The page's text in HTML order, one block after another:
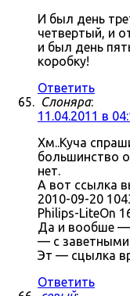
И был день
четвертый, и
и был день
коробку!
Ответить
Слоняра:
11.04.2011 в
Хм..Куча
большинство
нет.
А вот ссылка
2010-09-20
Philips-LiteOn
Да и вообше —
— с
Эт — сцылка
Ответить